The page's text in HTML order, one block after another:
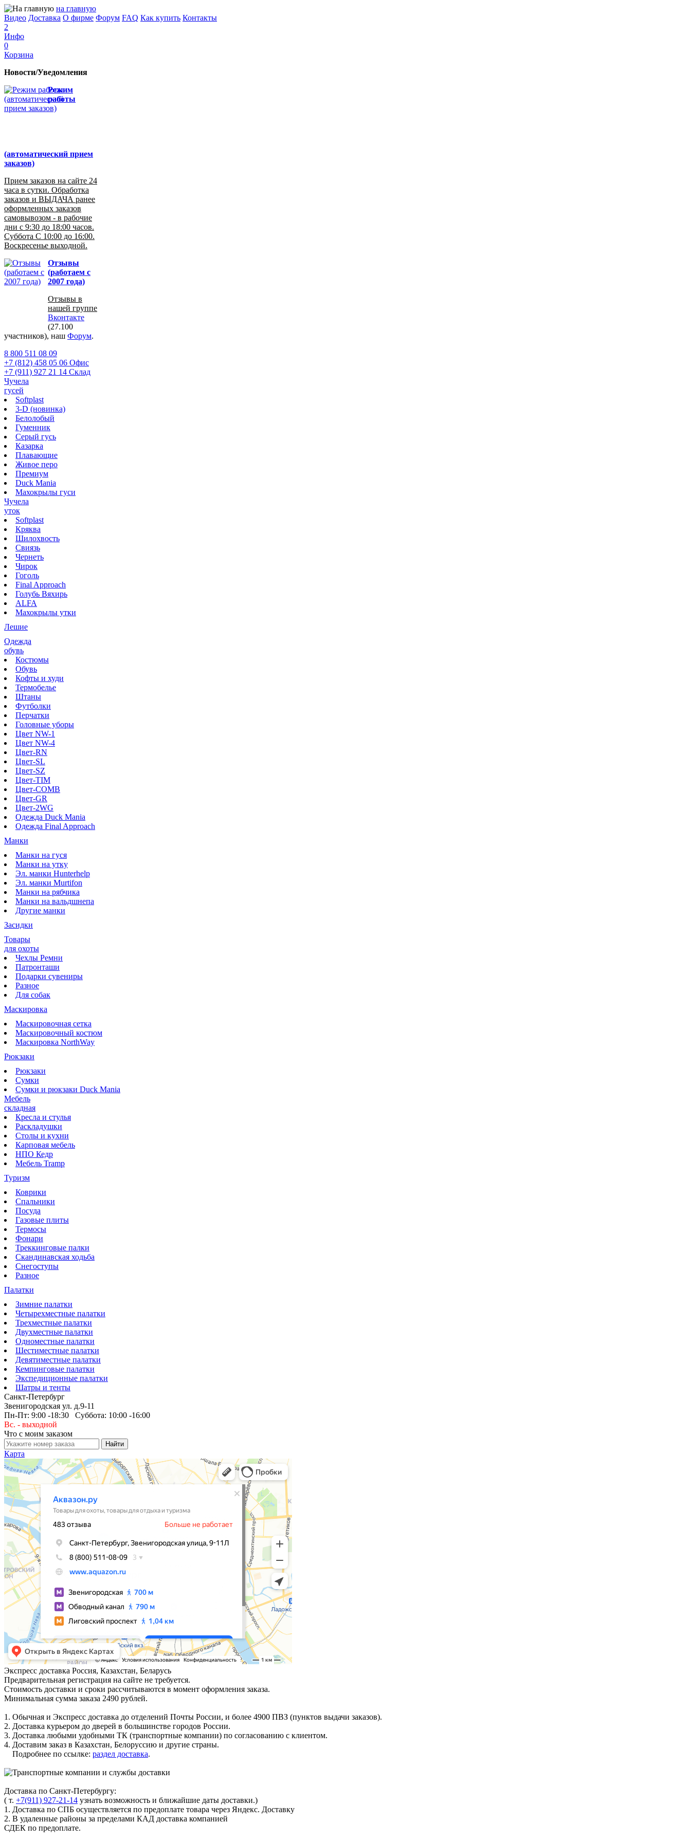
на главную
Видео Доставка О фирме Форум FAQ Как купить Контакты
2
Инфо
0
Корзина
Новости/Уведомления
Режим
работы
(автоматический прием
заказов)
Прием заказов на сайте 24
часа в сутки. Обработка
заказов и ВЫДАЧА ранее
оформленных заказов
самовывозом - в рабочие
дни с 9:30 до 18:00 часов.
Суббота С 10:00 до 16:00.
Воскресенье выходной.
Отзывы
(работаем с
2007 года)
Отзывы в
нашей группе
Вконтакте
(27.100
участников), наш Форум.
8 800 511 08 09
+7 (812) 458 05 06 Офис
+7 (911) 927 21 14 Склад
Чучела
гусей
Softplast
3-D (новинка)
Белолобый
Гуменник
Серый гусь
Казарка
Плавающие
Живое перо
Премиум
Duck Mania
Махокрылы гуси
Чучела
уток
Softplast
Кряква
Шилохвость
Свиязь
Чернеть
Чирок
Гоголь
Final Approach
Голубь Вяхирь
ALFA
Махокрылы утки
Лешие
Одежда
обувь
Костюмы
Обувь
Кофты и худи
Термобелье
Штаны
Футболки
Перчатки
Головные уборы
Цвет NW-1
Цвет NW-4
Цвет-RN
Цвет-SL
Цвет-SZ
Цвет-TIM
Цвет-COMB
Цвет-GR
Цвет-2WG
Одежда Duck Mania
Одежда Final Approach
Манки
Манки на гуся
Манки на утку
Эл. манки Hunterhelp
Эл. манки Murtifon
Манки на рябчика
Манки на вальдшнепа
Другие манки
Засидки
Товары
для охоты
Чехлы Ремни
Патронташи
Подарки сувениры
Разное
Для собак
Маскировка
Маскировочная сетка
Маскировочный костюм
Маскировка NorthWay
Рюкзаки
Рюкзаки
Сумки
Сумки и рюкзаки Duck Mania
Мебель
складная
Кресла и стулья
Раскладушки
Столы и кухни
Карповая мебель
НПО Кедр
Мебель Tramp
Туризм
Коврики
Спальники
Посуда
Газовые плиты
Термосы
Фонари
Треккинговые палки
Скандинавская ходьба
Снегоступы
Разное
Палатки
Зимние палатки
Четырехместные палатки
Трехместные палатки
Двухместные палатки
Одноместные палатки
Шестиместные палатки
Девятиместные палатки
Кемпинговые палатки
Экспедиционные палатки
Шатры и тенты
Санкт-Петербург
Звенигородская ул. д.9-11
Пн-Пт: 9:00 -18:30 Суббота: 10:00 -16:00
Вс. - выходной
Что с моим заказом
Карта
Экспресс доставка Россия, Казахстан, Беларусь
Предварительная регистрация на сайте не требуется.
Стоимость доставки и сроки рассчитываются в момент оформления заказа.
Минимальная сумма заказа 2490 рублей.
1. Обычная и Экспресс доставка до отделений Почты России, и более 4900 ПВЗ (пунктов выдачи заказов).
2. Доставка курьером до дверей в большинстве городов России.
3. Доставка любыми удобными ТК (транспортные компании) по согласованию с клиентом.
4. Доставим заказ в Казахстан, Белоруссию и другие страны.
Подробнее по ссылке: раздел доставка.
Доставка по Санкт-Петербургу:
( т. +7(911) 927-21-14 узнать возможность и ближайшие даты доставки.)
1. Доставка по СПБ осуществляется по предоплате товара через Яндекс. Доставку
2. В удаленные районы за пределами КАД доставка компанией
СДЕК по предоплате.